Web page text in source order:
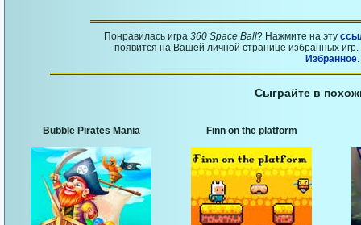
Понравилась игра 360 Space Ball? Нажмите на эту
появится на Вашей личной странице избранных
Избранное.
Сыграйте в
Bubble Pirates Mania Finn on the platform